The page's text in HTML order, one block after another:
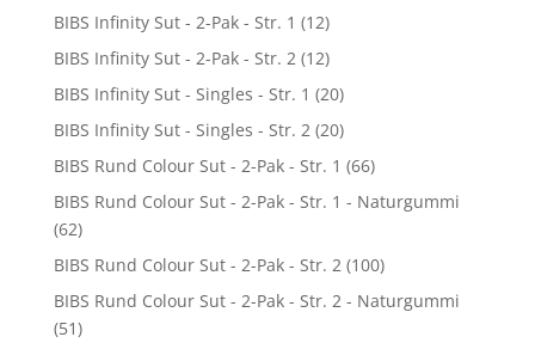
BIBS Infinity Sut - 2-Pak - Str. 1 (12)
BIBS Infinity Sut - 2-Pak - Str. 2 (12)
BIBS Infinity Sut - Singles - Str. 1 (20)
BIBS Infinity Sut - Singles - Str. 2 (20)
BIBS Rund Colour Sut - 2-Pak - Str. 1 (66)
BIBS Rund Colour Sut - 2-Pak - Str. 1 - Naturgummi
(62)
BIBS Rund Colour Sut - 2-Pak - Str. 2 (100)
BIBS Rund Colour Sut - 2-Pak - Str. 2 - Naturgummi
(51)